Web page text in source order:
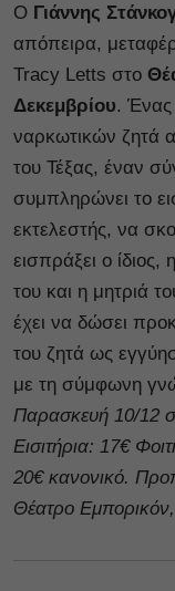
Ο Γιάννης
απόπειρα,
Tracy Letts στο
Δεκεμβρίου. Ένας
ναρκωτικών ζητά
του Τέξας, έναν
συμπληρώνει το
εκτελεστής, να
εισπράξει ο
του και η μητριά
έχει να δώσει
του ζητά ως
με τη σύμφωνη
Παρασκευή 10/12
Εισιτήρια: 17€
20€ κανονικό.
Θέατρο